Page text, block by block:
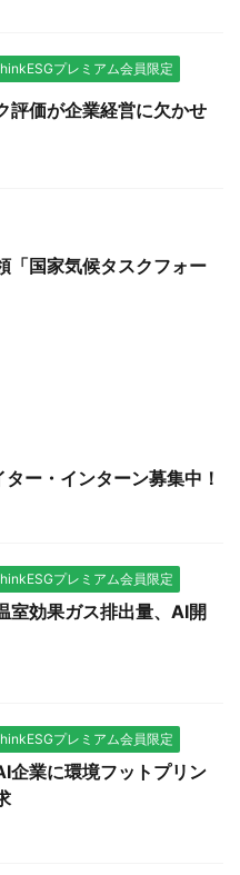
プレミアム会員限定
評価が企業経営に欠かせ
「国家気候タスクフォー
ー・インターン募集中！
プレミアム会員限定
室効果ガス排出量、AI開
プレミアム会員限定
企業に環境フットプリン